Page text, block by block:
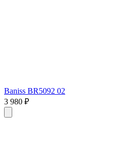
Baniss BR5092 02
3 980 ₽